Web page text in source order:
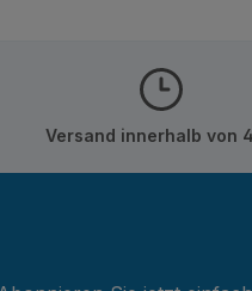
Versand innerhalb von